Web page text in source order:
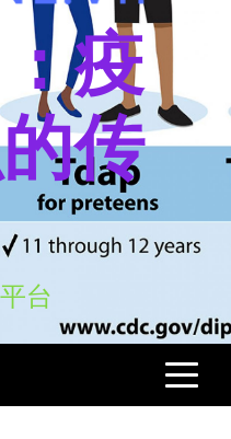
疫
传
台